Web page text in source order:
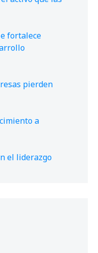
fortalece
pierden
a
el liderazgo